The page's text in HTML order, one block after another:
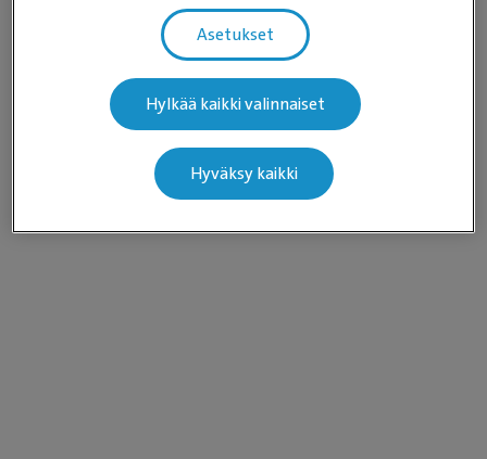
Asetukset
Hylkää kaikki valinnaiset
Hyväksy kaikki